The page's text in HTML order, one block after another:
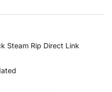
Steam Rip Direct Link